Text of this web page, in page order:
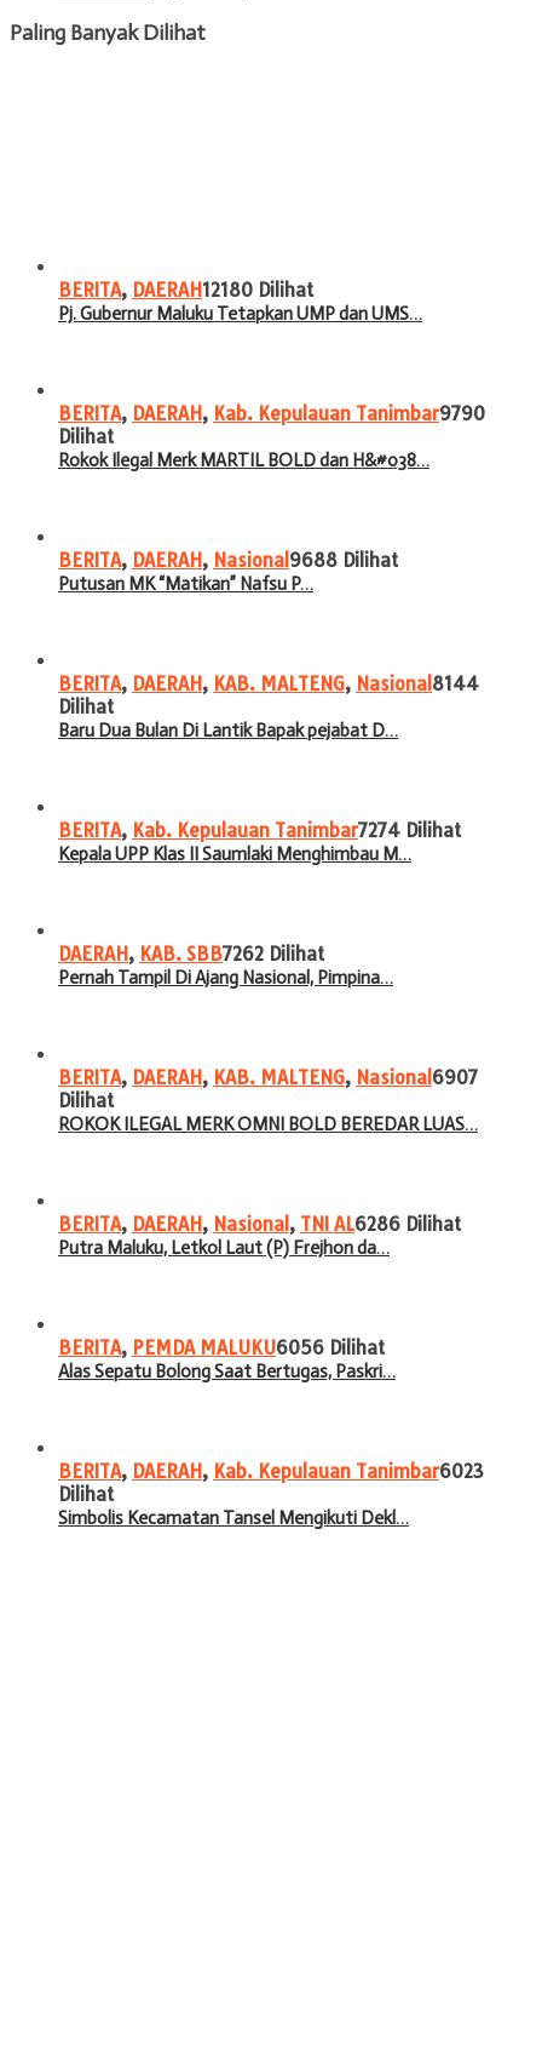
Paling Banyak Dilihat
BERITA, DAERAH12180 Dilihat
Pj. Gubernur Maluku Tetapkan UMP dan UMS…
BERITA, DAERAH, Kab. Kepulauan Tanimbar9790
Dilihat
Rokok Ilegal Merk MARTIL BOLD dan H&#038…
BERITA, DAERAH, Nasional 9688 Dilihat
Putusan MK “Matikan” Nafsu P…
BERITA, DAERAH, KAB. MALTENG, Nasional 8144
Dilihat
Baru Dua Bulan Di Lantik Bapak pejabat D…
BERITA, Kab. Kepulauan Tanimbar7274 Dilihat
Kepala UPP Klas II Saumlaki Menghimbau M…
DAERAH, KAB. SBB7262 Dilihat
Pernah Tampil Di Ajang Nasional, Pimpina…
BERITA, DAERAH, KAB. MALTENG, Nasional 6907
Dilihat
ROKOK ILEGAL MERK OMNI BOLD BEREDAR LUAS…
BERITA, DAERAH, Nasional , TNI AL6286 Dilihat
Putra Maluku, Letkol Laut (P) Frejhon da…
BERITA, PEMDA MALUKU6056 Dilihat
Alas Sepatu Bolong Saat Bertugas, Paskri…
BERITA, DAERAH, Kab. Kepulauan Tanimbar6023
Dilihat
Simbolis Kecamatan Tansel Mengikuti Dekl…